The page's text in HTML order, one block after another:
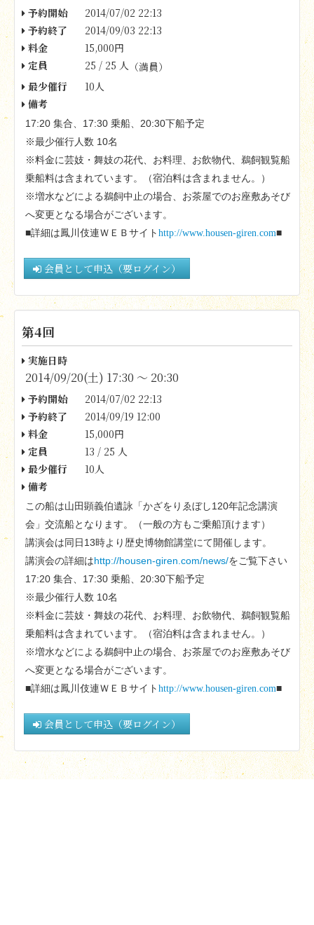
予約開始
2014/07/02 22:13
予約終了
2014/09/03 22:13
料金
15,000円
定員
25 / 25 人 （満員）
最少催行
10人
備考
17:20 集合、 17:30 乗船、 20:30下船予定
※最少催行人数 10名
※料金に芸妓・舞妓の花代、お料理、お飲物代、鵜飼観覧船
乗船料は含まれています。（宿泊料は含まれません。）
※増水などによる鵜飼中止の場合、お茶屋でのお座敷あそび
へ変更となる場合がございます。
■詳細は鳳川伎連ＷＥＢサイト http://www.housen-giren.com■
会員として申込（要ログイン）
第4回
実施日時
2014/09/20(土) 17:30 〜 20:30
予約開始
2014/07/02 22:13
予約終了
2014/09/19 12:00
料金
15,000円
定員
13 / 25 人
最少催行
10人
備考
この船は山田顕義伯遺詠「かざをりゑぼし120年記念講演
会」交流船となります。（一般の方もご乗船頂けます）
講演会は同日13時より歴史博物館講堂にて開催します。
講演会の詳細はhttp://housen-giren.com/news/をご覧下さい
17:20 集合、 17:30 乗船、 20:30下船予定
※最少催行人数 10名
※料金に芸妓・舞妓の花代、お料理、お飲物代、鵜飼観覧船
乗船料は含まれています。（宿泊料は含まれません。）
※増水などによる鵜飼中止の場合、お茶屋でのお座敷あそび
へ変更となる場合がございます。
■詳細は鳳川伎連ＷＥＢサイト http://www.housen-giren.com■
会員として申込（要ログイン）